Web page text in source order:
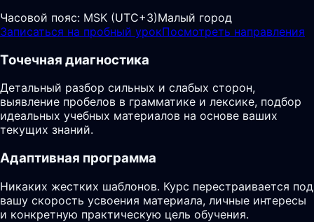
Часовой пояс: MSK (UTC+3)Малый город
Записаться на пробный урокПосмотреть направления
Точечная диагностика
Детальный разбор сильных и слабых сторон,
выявление пробелов в грамматике и лексике, подбор
идеальных учебных материалов на основе ваших
текущих знаний.
Адаптивная программа
Никаких жестких шаблонов. Курс перестраивается под
вашу скорость усвоения материала, личные интересы
и конкретную практическую цель обучения.